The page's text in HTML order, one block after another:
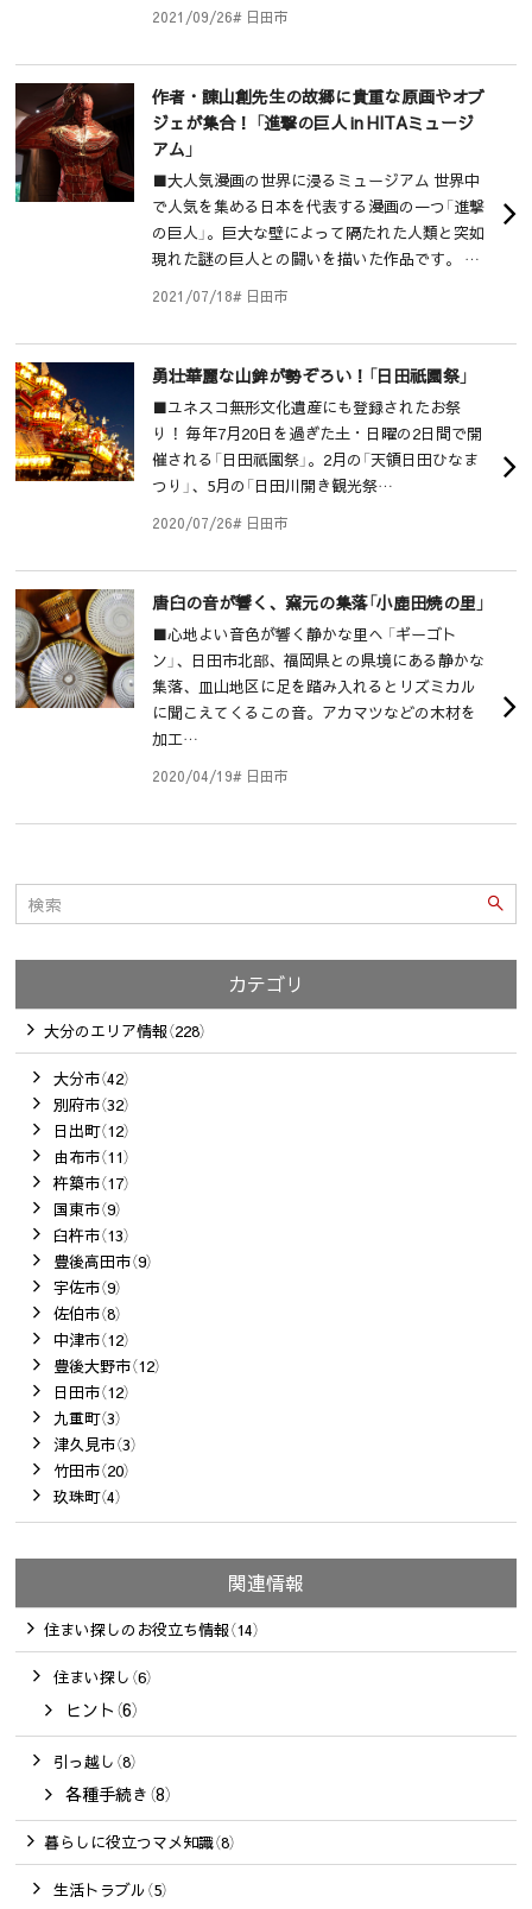
2021/09/26# 日田市
作者・諌山創先生の故郷に貴重な原画やオブ
ジェが集合！ 「進撃の巨人 in HITAミュージ
アム」
■大人気漫画の世界に浸るミュージアム 世界中
で人気を集める日本を代表する漫画の一つ「進撃
の巨人」。巨大な壁によって隔たれた人類と突如
現れた謎の巨人との闘いを描いた作品です。 …
2021/07/18# 日田市
勇壮華麗な山鉾が勢ぞろい！「日田祇園祭」
■ユネスコ無形文化遺産にも登録されたお祭
り！ 毎年7月20日を過ぎた土・日曜の2日間で開
催される「日田祇園祭」。2月の「天領日田ひなま
つり」、5月の「日田川開き観光祭…
2020/07/26# 日田市
唐臼の音が響く、窯元の集落「小鹿田焼の里」
■心地よい音色が響く静かな里へ 「ギーゴト
ン」、日田市北部、福岡県との県境にある静かな
集落、皿山地区に足を踏み入れるとリズミカル
に聞こえてくるこの音。アカマツなどの木材を
加工…
2020/04/19# 日田市
カテゴリ
大分のエリア情報（228）
大分市（42）
別府市（32）
日出町（12）
由布市（11）
杵築市（17）
国東市（9）
臼杵市（13）
豊後高田市（9）
宇佐市（9）
佐伯市（8）
中津市（12）
豊後大野市（12）
日田市（12）
九重町（3）
津久見市（3）
竹田市（20）
玖珠町（4）
関連情報
住まい探しのお役立ち情報（14）
住まい探し（6）
ヒント（6）
引っ越し（8）
各種手続き（8）
暮らしに役立つマメ知識（8）
生活トラブル（5）